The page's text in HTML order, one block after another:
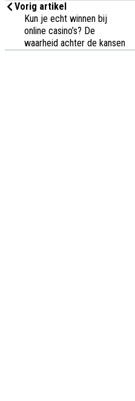
Vorig artikel
Kun je echt winnen bij
online casino’s? De
waarheid achter de kansen